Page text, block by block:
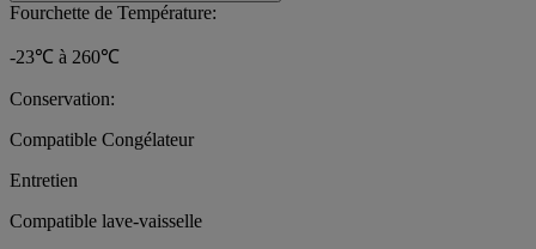
Fourchette de Température:
-23℃ à 260℃
Conservation:
Compatible Congélateur
Entretien
Compatible lave-vaisselle